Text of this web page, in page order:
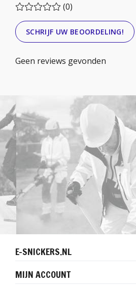
(0)
SCHRIJF UW BEOORDELING!
Geen reviews gevonden
E-SNICKERS.NL
MIJN ACCOUNT